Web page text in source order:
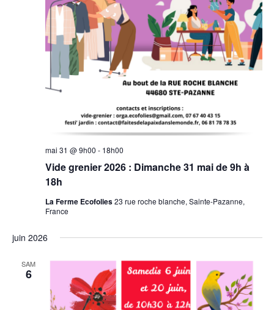
Vide grenier 2026 : Dimanche 31 mai de 9h à
18h
mai 31 @ 9h00 - 18h00
La Ferme Ecofolies23 rue roche blanche, Sainte-Pazanne,
France
juin 2026
SAM
6